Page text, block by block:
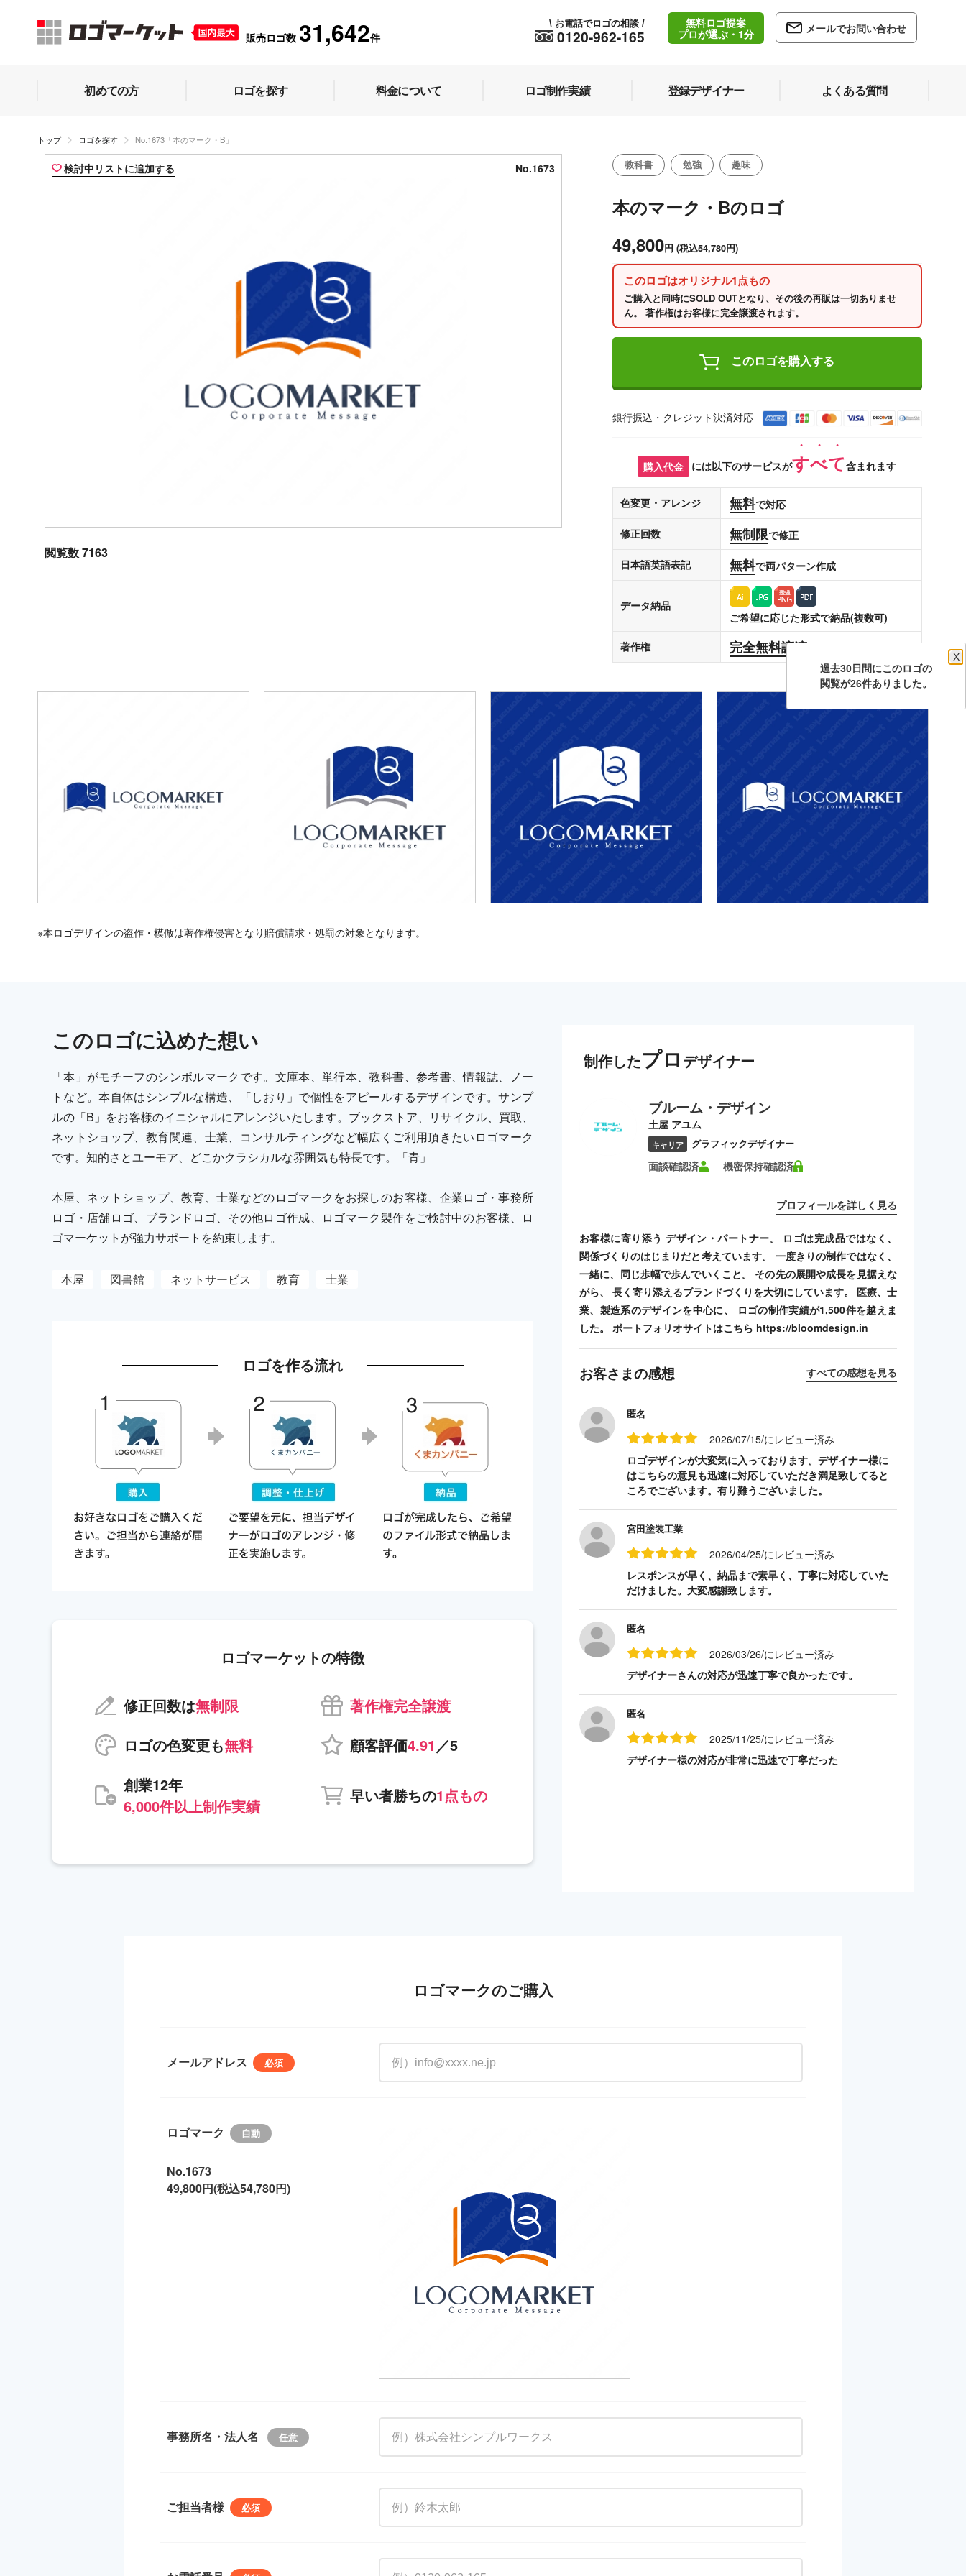
販売ロゴ数 31,642件 0120-962-165
\ お電話でロゴの相談 /
無料ロゴ提案
プロが選ぶ・1分
メールでお問い合わせ
初めての方 ロゴを探す 料金について ロゴ制作実績 登録デザイナー よくある質問
トップ ロゴを探す No.1673「本のマーク・B」
検討中リストに追加する No.1673
閲覧数 7163
教科書 勉強 趣味
本のマーク・Bのロゴ
49,800円 (税込54,780円)
このロゴはオリジナル1点もの
ご購入と同時にSOLD OUTとなり、その後の再販は一切ありませ
ん。 著作権はお客様に完全譲渡されます。
このロゴを購入する
銀行振込・クレジット決済対応
購入代金 には以下のサービスがすべて含まれます
色変更・アレンジ 無料で対応
修正回数 無制限で修正
日本語英語表記 無料で両パターン作成
データ納品
ご希望に応じた形式で納品(複数可)
著作権
完全無料譲渡します
※本ロゴデザインの盗作・模倣は著作権侵害となり賠償請求・処罰の対象となります。
このロゴに込めた想い
「本」がモチーフのシンボルマークです。文庫本、単行本、教科書、参考書、情報誌、ノー
トなど。本自体はシンプルな構造、「しおり」で個性をアピールするデザインです。サンプ
ルの「B」をお客様のイニシャルにアレンジいたします。ブックストア、リサイクル、買取、
ネットショップ、教育関連、士業、コンサルティングなど幅広くご利用頂きたいロゴマーク
です。知的さとユーモア、どこかクラシカルな雰囲気も特長です。「青」
本屋、ネットショップ、教育、士業などのロゴマークをお探しのお客様、企業ロゴ・事務所
ロゴ・店舗ロゴ、ブランドロゴ、その他ロゴ作成、ロゴマーク製作をご検討中のお客様、ロ
ゴマーケットが強力サポートを約束します。
本屋 図書館 ネットサービス 教育 士業
ロゴを作る流れ
ロゴマーケットの特徴
修正回数は無制限
著作権完全譲渡
ロゴの色変更も無料 顧客評価4.91 ／5
創業12年
6,000件以上制作実績
早い者勝ちの1点もの
制作したプロ デザイナー
ブルーム・デザイン
土屋 アユム
キャリア グラフィックデザイナー
面談確認済 機密保持確認済
プロフィールを詳しく見る
お客様に寄り添う デザイン・パートナー。 ロゴは完成品ではなく、
関係づくりのはじまりだと考えています。 一度きりの制作ではなく、
一緒に、同じ歩幅で歩んでいくこと。 その先の展開や成長を見据えな
がら、 長く寄り添えるブランドづくりを大切にしています。 医療、士
業、製造系のデザインを中心に、 ロゴの制作実績が1,500件を越えま
した。 ポートフォリオサイトはこちら https://bloomdesign.in
お客さまの感想 すべての感想を見る
匿名
2026/07/15/にレビュー済み
ロゴデザインが大変気に入っております。デザイナー様に
はこちらの意見も迅速に対応していただき満足致してると
ころでございます。有り難うございました。
宮田塗装工業
2026/04/25/にレビュー済み
レスポンスが早く、納品まで素早く、丁寧に対応していた
だけました。大変感謝致します。
匿名
2026/03/26/にレビュー済み
デザイナーさんの対応が迅速丁寧で良かったです。
匿名
2025/11/25/にレビュー済み
デザイナー様の対応が非常に迅速で丁寧だった
ロゴマークのご購入
メールアドレス
ロゴマーク
No.1673
49,800円(税込54,780円)
事務所名・法人名
ご担当者様
過去30日間にこのロゴの
X
閲覧が26件ありました。